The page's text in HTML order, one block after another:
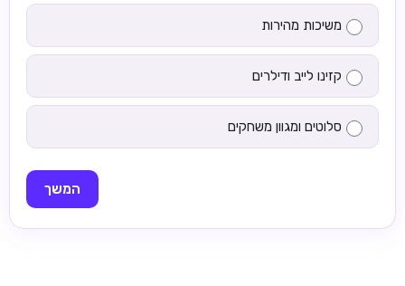
משיכות מהירות
קזינו לייב ודילרים
סלוטים ומגוון משחקים
המשך